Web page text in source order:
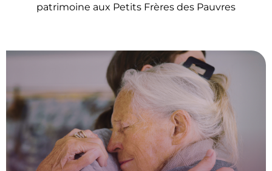
patrimoine aux Petits Frères des Pauvres